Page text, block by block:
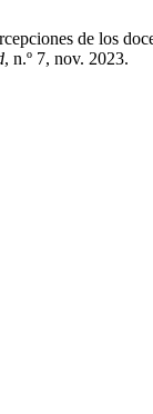
de los
, n.º 7, nov. 2023.